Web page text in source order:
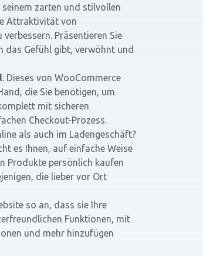
seinem zarten und stilvollen
Attraktivität von
Präsentieren Sie
das Gefühl gibt, verwöhnt und
: Dieses von WooCommerce
die Sie benötigen, um
mit sicheren
Checkout-Prozess.
als auch im Ladengeschäft?
es Ihnen, auf einfache Weise
Produkte persönlich kaufen
die lieber vor Ort
so an, dass sie Ihre
Funktionen, mit
und mehr hinzufügen